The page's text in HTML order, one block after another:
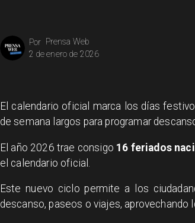
Prensa Web
Por
2 de enero de 2026
El calendario oficial marca los días
de semana largos para programar
El año 2026 trae consigo 16 feriados
el calendario oficial.
Este nuevo ciclo permite a los
descanso, paseos o viajes,